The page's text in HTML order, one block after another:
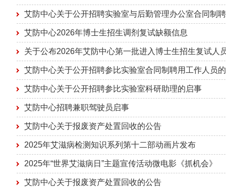
艾防中心关于公开招聘实验室与后勤管理办公室合同制
艾防中心2026年博士生招生调剂复试缺额信息
关于公布2026年艾防中心第一批进入博士生招生复试人
艾防中心关于公开招聘参比实验室合同制聘用工作人员
艾防中心关于公开招聘参比实验室科研助理的启事
艾防中心招聘兼职驾驶员启事
艾防中心关于报废资产处置回收的公告
2025年艾滋病检测知识系列第十二部动画片发布
2025年“世界艾滋病日”主题宣传活动微电影《抓机会》
艾防中心关于报废资产处置回收的公告